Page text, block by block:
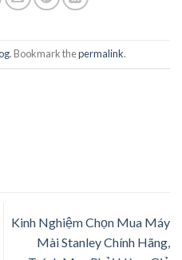
. Bookmark thepermalink.
Kinh Nghiệm Chọn Mua Máy
Mài Stanley Chính Hãng,